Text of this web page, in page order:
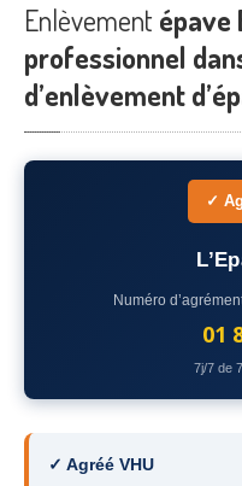
Recyclagevoiture
Destruction de
EpavisteGratuit
Rachatvoiture
– Seine-et-Marne
– Yvelines
92– Hauts-de-Seine
93 – Seine-Saint-
Enlèvement épave
professionnel
d’enlèvement
✓
Numéro
01
7j/7 de
✓ Agréé VHU